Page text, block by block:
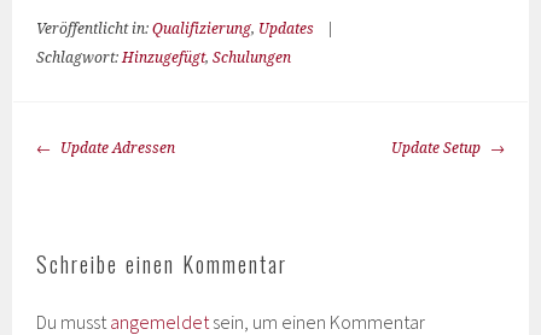
Veröffentlicht in:Qualifizierung, Updates
Schlagwort:Hinzugefügt,Schulungen
Update Adressen Update Setup
Schreibe einen Kommentar
Du musst angemeldet sein, um einen Kommentar